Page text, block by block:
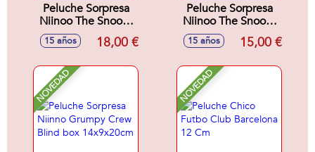
Peluche Sorpresa
Niinoo The Snoozy
Me Luxe Blind Box
14x9x20cm
15 años 18,00 €
Peluche Sorpresa
Niinoo The Snoozy
Me Blind Box
15x10x11cm
15 años 15,00 €
NOVEDAD NOVEDAD